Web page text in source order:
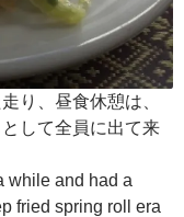
り、昼食休憩は、
して全員に出て来
while and had a
fried spring roll era